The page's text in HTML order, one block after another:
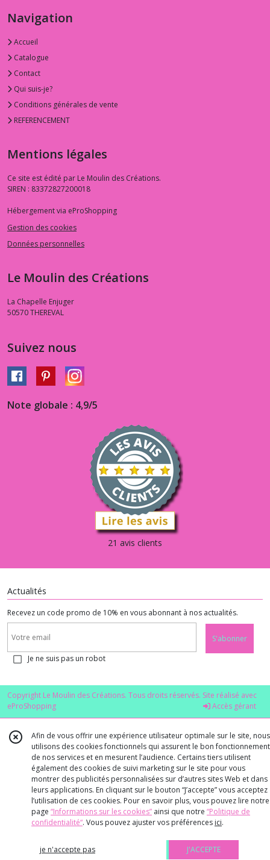
Navigation
Accueil
Catalogue
Contact
Qui suis-je?
Conditions générales de vente
REFERENCEMENT
Mentions légales
Ce site est édité par Le Moulin des Créations.
SIREN : 83372827200018
Hébergement via eProShopping
Gestion des cookies
Données personnelles
Le Moulin des Créations
La Chapelle Enjuger
50570THEREVAL
Suivez nous
Note globale : 4,9/5
21 avis clients
Actualités
Recevez un code promo de 10% en vous abonnant à nos actualités.
S'abonner
Je ne suis pas un robot
Copyright Le Moulin des Créations. Tous droits réservés. Site réalisé avec
eProShopping
Accès gérant
Afin de vous offrir une expérience utilisateur optimale sur le site, nous
utilisons des cookies fonctionnels qui assurent le bon fonctionnement
de nos services et en mesurent l’audience. Certains tiers utilisent
également des cookies de suivi marketing sur le site pour vous
montrer des publicités personnalisées sur d’autres sites Web et dans
leurs applications. En cliquant sur le bouton “J’accepte” vous acceptez
l’utilisation de ces cookies. Pour en savoir plus, vous pouvez lire notre
page “Informations sur les cookies” ainsi que notre “Politique de
confidentialité“. Vous pouvez ajuster vos préférences ici.
je n'accepte pas J'ACCEPTE